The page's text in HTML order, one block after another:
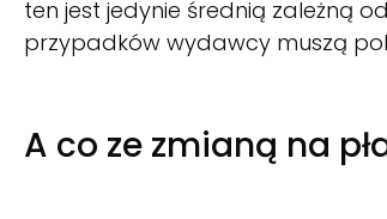
ten jest jedynie średnią zależną
przypadków wydawcy muszą
A co ze zmianą na